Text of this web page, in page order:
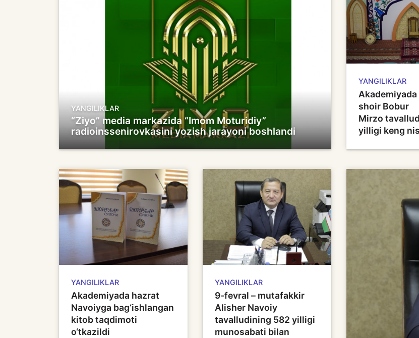
YANGILIKLAR
“Ziyo” media markazida “Imom Moturidiy”
radioinssenirovkasini yozish jarayoni boshlandi
YANGILIKLAR
Akademiyada
shoir Bobur
Mirzo
yilligi keng
YANGILIKLAR
Akademiyada hazrat
Navoiyga bag‘ishlangan
kitob taqdimoti
o‘tkazildi
YANGILIKLAR
9-fevral – mutafakkir
Alisher Navoiy
tavalludining 582 yilligi
munosabati bilan